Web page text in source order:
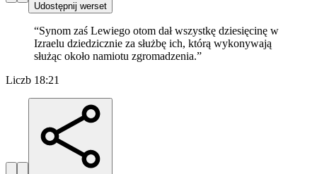
Udostępnij werset
“Synom zaś Lewiego otom dał wszystkę dziesięcinę w
Izraelu dziedzicznie za służbę ich, którą wykonywają
służąc około namiotu zgromadzenia.”
Liczb 18:21